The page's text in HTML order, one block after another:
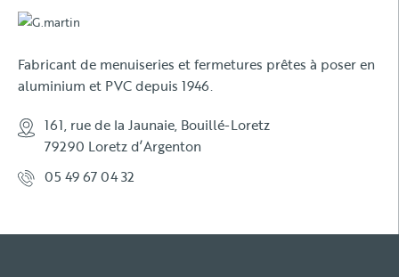
Fabricant de menuiseries et fermetures prêtes à poser en
aluminium et PVC depuis 1946.
161, rue de la Jaunaie, Bouillé-Loretz
79290 Loretz d’Argenton
05 49 67 04 32